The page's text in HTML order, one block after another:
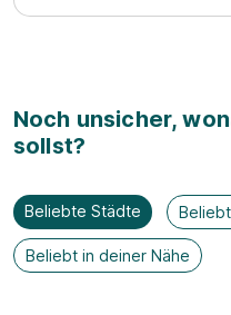
Noch unsicher,
sollst?
Beliebte Städte
Beliebt in deiner Nähe